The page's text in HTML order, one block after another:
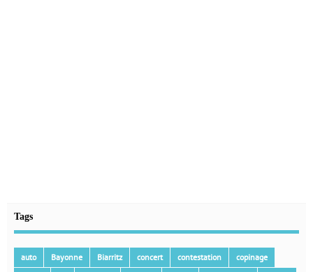
Tags
auto Bayonne Biarritz concert contestation
copinage